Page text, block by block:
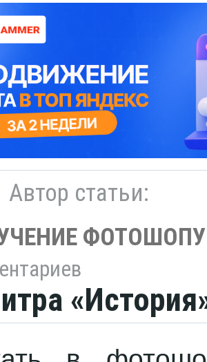
Автор статьи:
ФОТОШОПУ